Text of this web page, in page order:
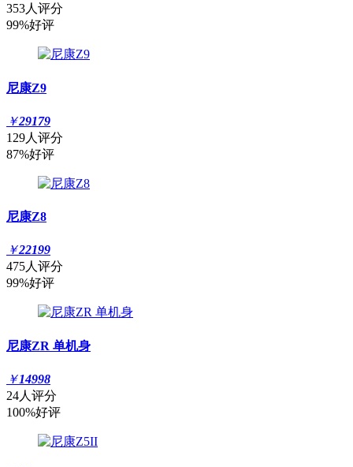
353人评分
99%好评
尼康Z9
￥29179
129人评分
87%好评
尼康Z8
￥22199
475人评分
99%好评
尼康ZR 单机身
￥14998
24人评分
100%好评